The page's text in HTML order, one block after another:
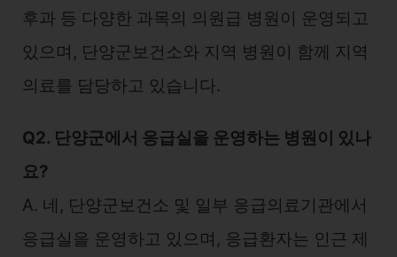
후과 등 다양한 과목의 의원급 병원이 운영되고
있으며, 단양군보건소와 지역 병원이 함께 지역
의료를 담당하고 있습니다.
Q2. 단양군에서 응급실을 운영하는 병원이 있나
요?
A. 네, 단양군보건소 및 일부 응급의료기관에서
응급실을 운영하고 있으며, 응급환자는 인근 제